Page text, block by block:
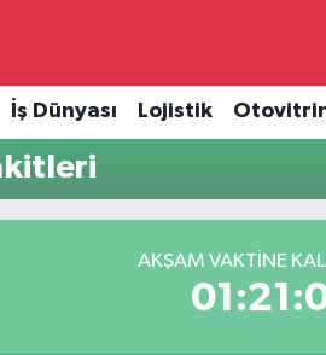
İş Dünyası Lojistik
AKŞAM VAKTINE